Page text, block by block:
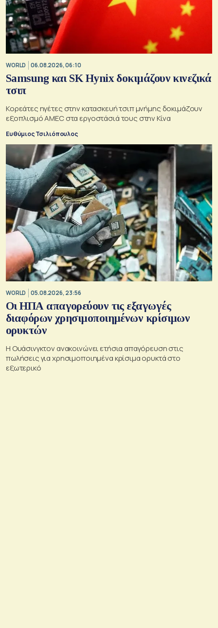
WORLD 06.08.2026, 06:10
Samsung και SK Hynix δοκιμάζουν κινεζικά
τσιπ
Κορεάτες ηγέτες στην κατασκευή τσιπ μνήμης δοκιμάζουν
εξοπλισμό AMEC στα εργοστάσιά τους στην Κίνα
Ευθύμιος Τσιλιόπουλος
WORLD 05.08.2026, 23:56
Οι ΗΠΑ απαγορεύουν τις εξαγωγές
διαφόρων χρησιμοποιημένων κρίσιμων
ορυκτών
Η Ουάσινγκτον ανακοινώνει ετήσια απαγόρευση στις
πωλήσεις για χρησιμοποιημένα κρίσιμα ορυκτά στο
εξωτερικό